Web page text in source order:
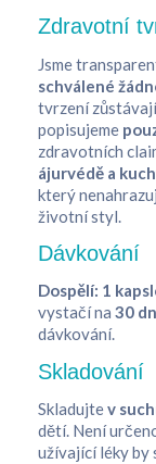
Zdravotní
Jsme
schválené
tvrzení
popisujeme
zdravotních
ájurvédě a
který
životní styl.
Dávkování
Dospělí: 1
vystačí na 30
dávkování.
Skladování
Skladujtev
dětí. Není
užívající léky by